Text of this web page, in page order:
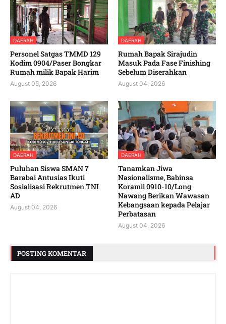
DAERAH
Personel Satgas TMMD 129
Kodim 0904/Paser Bongkar
Rumah milik Bapak Harim
August 05, 2026
DAERAH
Rumah Bapak Sirajudin
Masuk Pada Fase Finishing
Sebelum Diserahkan
August 04, 2026
DAERAH
Puluhan Siswa SMAN 7
Barabai Antusias Ikuti
Sosialisasi Rekrutmen TNI
AD
August 04, 2026
DAERAH
Tanamkan Jiwa
Nasionalisme, Babinsa
Koramil 0910-10/Long
Nawang Berikan Wawasan
Kebangsaan kepada Pelajar
Perbatasan
August 04, 2026
POSTING KOMENTAR